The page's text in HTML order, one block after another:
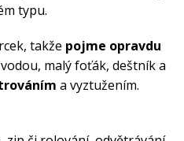
typu.
takže pojme opravdu
malý foťák, deštník a
a vyztužením.